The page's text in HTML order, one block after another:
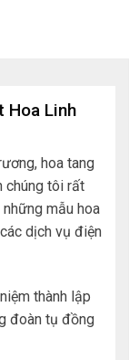
Hoa Linh
hoa tang
chúng tôi rất
mẫu hoa
dịch vụ điện
thành lập
đoàn tụ đồng